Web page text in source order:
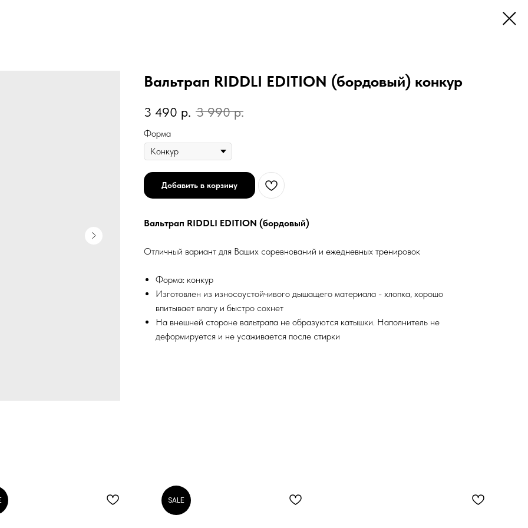
Вальтрап RIDDLI EDITION (бордовый) конкур
3 490 р. 3 990 р.
Форма
Добавить в корзину
Вальтрап RIDDLI EDITION (бордовый)
Отличный вариант для Ваших соревнований и ежедневных тренировок
Форма: конкур
Изготовлен из износоустойчивого дышащего материала - хлопка, хорошо
впитывает влагу и быстро сохнет
На внешней стороне вальтрапа не образуются катышки. Наполнитель не
деформируется и не усаживается после стирки
SALE